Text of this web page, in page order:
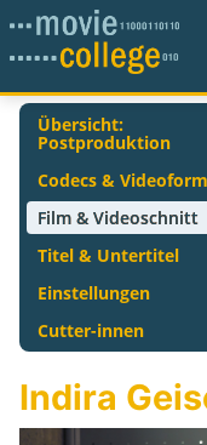
Übersicht:
Postproduktion
Codecs &
Film & Videoschnitt
Titel & Untertitel
Einstellungen
Cutter-innen
Indira